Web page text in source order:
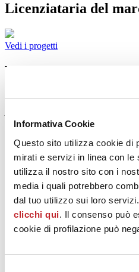
Informativa Cookie
Questo sito utilizza cookie di
mirati e servizi in linea con le
utilizza il nostro sito con i
media i quali potrebbero
dal tuo utilizzo sui loro
clicchi qui. Il consenso può
cookie di profilazione può
Licenziataria del
Vedi i progetti
Prodotti di GRUPPO
selezionata